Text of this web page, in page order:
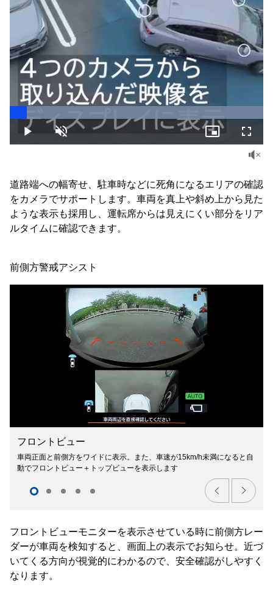
道路端への幅寄せ、駐車時などに死角になるエリアの確認
をカメラでサポートします。車両を真上や斜め上から見た
ような表示も採用し、運転席からは見えにくい部分をリア
ルタイムに確認できます。
Play Unmute
100.00%
Picture-
in-
前側方警戒アシスト
フロントビューモニターを表示させている時に前側方レー
ダーが車両を検知すると、画面上の表示でお知らせ。近づ
いてくる方向が視覚的にわかるので、安全確認がしやすく
なります。
フロントビュー
車両正面と前側方をワイドに表示。また、車速が15km/h未満になると自
動でフロントビュー＋トップビューを表示します